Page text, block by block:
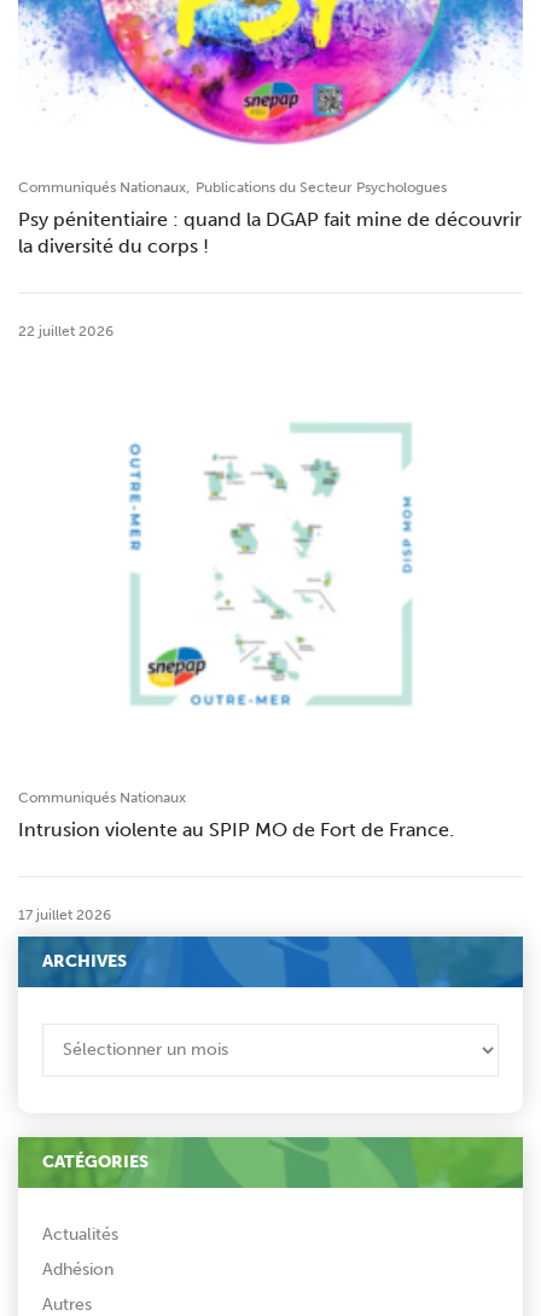
Communiqués Nationaux, Publications du Secteur Psychologues
Psy pénitentiaire : quand la DGAP fait mine de découvrir
la diversité du corps !
22 juillet 2026
Communiqués Nationaux
Intrusion violente au SPIP MO de Fort de France.
17 juillet 2026
ARCHIVES
CATÉGORIES
Actualités
Adhésion
Autres